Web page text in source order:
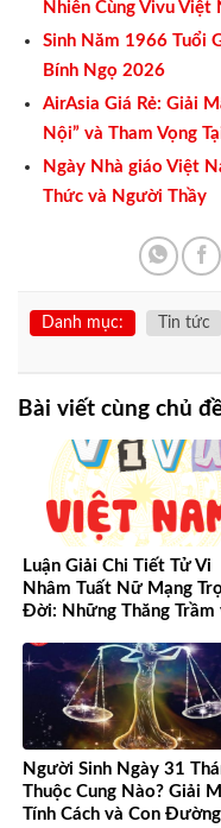
Nhiên Cùng Vivu Việt
Sinh Năm 1966 Tuổi
Bính Ngọ 2026
AirAsia Giá Rẻ: Giải
Nội” và Tham Vọng
Ngày Nhà giáo Việt
Thức và Người Thầy
Danh mục: Tin tức
Bài viết cùng chủ
Luận Giải Chi Tiết Tử Vi
Nhâm Tuất Nữ Mạng
Đời: Những Thăng Trầm
Người Sinh Ngày 31
Thuộc Cung Nào? Giải
Tính Cách và Con